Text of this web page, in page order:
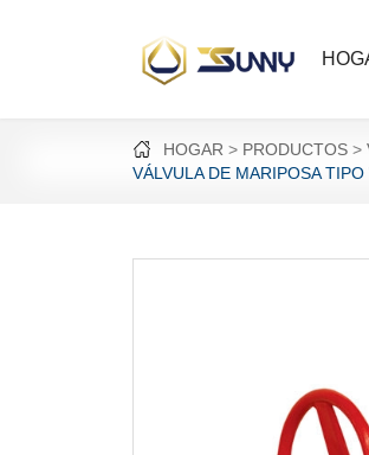
HOGAR PRODUCTOS
VÁLVULA DE MARIPOSA